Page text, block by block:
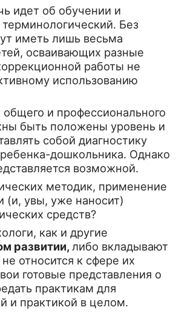
идет об обучении и
Без
иметь лишь весьма
осваивающих разные
работы не
использованию
и профессионального
быть положены уровень и
собой диагностику
дошкольника. Однако
возможной.
методик, применение
(и, увы, уже наносит)
средств?
как и другие
развитии, либо вкладывают
относится к сфере их
готовые пред­ставления о
практикам для
и практикой в целом.